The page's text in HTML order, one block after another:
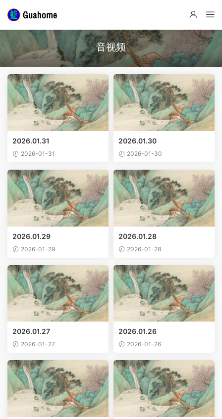
音视频
2026.01.31
2026-01-31
2026.01.30
2026-01-30
2026.01.29
2026-01-29
2026.01.28
2026-01-28
2026.01.27
2026-01-27
2026.01.26
2026-01-26